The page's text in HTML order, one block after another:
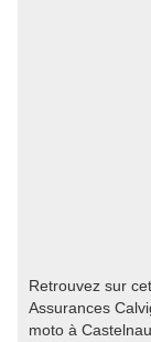
Retrouvez sur
Assurances
moto à